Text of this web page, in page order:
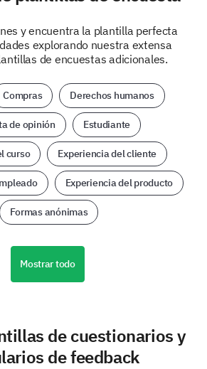
y encuentra la plantilla perfecta
explorando nuestra extensa
de encuestas adicionales.
Compras Derechos humanos
de opinión Estudiante
curso Experiencia del cliente
Experiencia del producto
Formas anónimas
Mostrar todo
de cuestionarios y
de feedback